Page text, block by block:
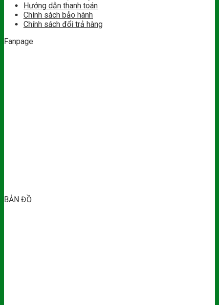
Hướng dẫn thanh toán
Chính sách bảo hành
Chính sách đổi trả hàng
Fanpage
BẢN ĐỒ